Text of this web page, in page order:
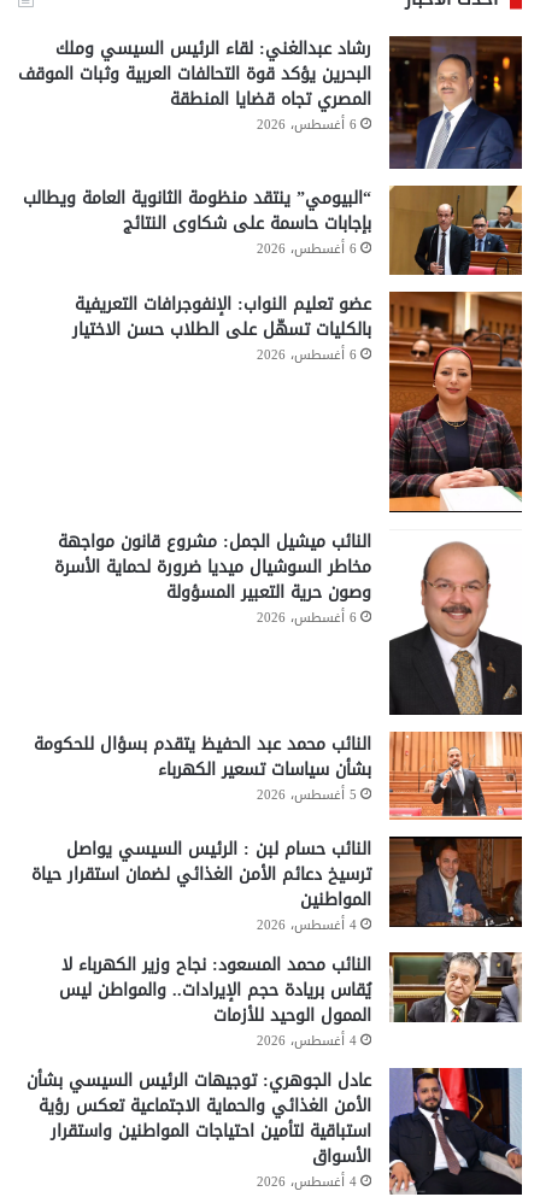
رشاد عبدالغني: لقاء الرئيس السيسي وملك
البحرين يؤكد قوة التحالفات العربية وثبات الموقف
المصري تجاه قضايا المنطقة
6 أغسطس، 2026
“البيومي” ينتقد منظومة الثانوية العامة ويطالب
بإجابات حاسمة على شكاوى النتائج
6 أغسطس، 2026
عضو تعليم النواب: الإنفوجرافات التعريفية
بالكليات تسهّل على الطلاب حسن الاختيار
6 أغسطس، 2026
النائب ميشيل الجمل: مشروع قانون مواجهة
مخاطر السوشيال ميديا ضرورة لحماية الأسرة
وصون حرية التعبير المسؤولة
6 أغسطس، 2026
النائب محمد عبد الحفيظ يتقدم بسؤال للحكومة
بشأن سياسات تسعير الكهرباء
5 أغسطس، 2026
النائب حسام لبن : الرئيس السيسي يواصل
ترسيخ دعائم الأمن الغذائي لضمان استقرار حياة
المواطنين
4 أغسطس، 2026
النائب محمد المسعود: نجاح وزير الكهرباء لا
يُقاس بريادة حجم الإيرادات.. والمواطن ليس
الممول الوحيد للأزمات
4 أغسطس، 2026
عادل الجوهري: توجيهات الرئيس السيسي بشأن
الأمن الغذائي والحماية الاجتماعية تعكس رؤية
استباقية لتأمين احتياجات المواطنين واستقرار
الأسواق
4 أغسطس، 2026